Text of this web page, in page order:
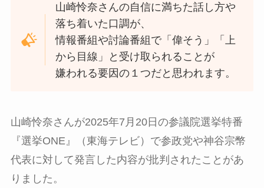
山崎怜奈さんの自信に満ちた話し方や
落ち着いた口調が、
情報番組や討論番組で「偉そう」「上
から目線」と受け取られることが
嫌われる要因の１つだと思われます。
山崎怜奈さんが2025年7月20日の参議院選挙特番
『選挙ONE』（東海テレビ）で参政党や神谷宗幣
代表に対して発言した内容が批判されたことがあ
りました。